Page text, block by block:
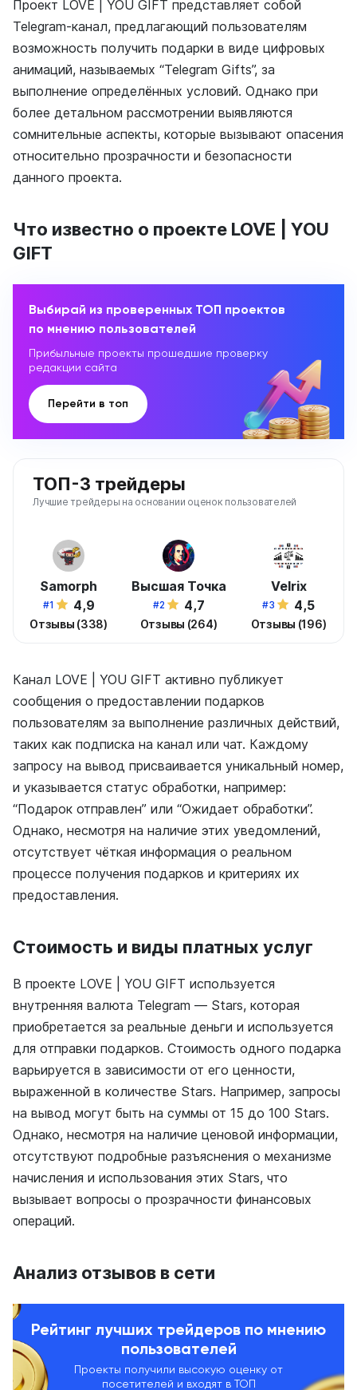
Проект LOVE | YOU GIFT представляет собой
Telegram-канал, предлагающий пользователям
возможность получить подарки в виде цифровых
анимаций, называемых “Telegram Gifts”, за
выполнение определённых условий. Однако при
более детальном рассмотрении выявляются
сомнительные аспекты, которые вызывают опасения
относительно прозрачности и безопасности
данного проекта.
Что известно о проекте LOVE | YOU
GIFT
Выбирай из проверенных ТОП проектов
по мнению пользователей
Прибыльные проекты прошедшие проверку
редакции сайта
Перейти в топ
ТОП-3 трейдеры
Лучшие трейдеры на основании оценок пользователей
Samorph
#1 4,9
Отзывы (338)
Высшая Точка
#2 4,7
Отзывы (264)
Velrix
#3 4,5
Отзывы (196)
Канал LOVE | YOU GIFT активно публикует
сообщения о предоставлении подарков
пользователям за выполнение различных действий,
таких как подписка на канал или чат. Каждому
запросу на вывод присваивается уникальный номер,
и указывается статус обработки, например:
“Подарок отправлен” или “Ожидает обработки”.
Однако, несмотря на наличие этих уведомлений,
отсутствует чёткая информация о реальном
процессе получения подарков и критериях их
предоставления.
Стоимость и виды платных услуг
В проекте LOVE | YOU GIFT используется
внутренняя валюта Telegram — Stars, которая
приобретается за реальные деньги и используется
для отправки подарков. Стоимость одного подарка
варьируется в зависимости от его ценности,
выраженной в количестве Stars. Например, запросы
на вывод могут быть на суммы от 15 до 100 Stars.
Однако, несмотря на наличие ценовой информации,
отсутствуют подробные разъяснения о механизме
начисления и использования этих Stars, что
вызывает вопросы о прозрачности финансовых
операций.
Анализ отзывов в сети
Рейтинг лучших трейдеров по мнению
пользователей
Проекты получили высокую оценку от
посетителей и входят в ТОП